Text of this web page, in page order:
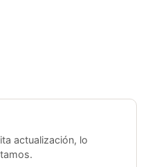
actualización, lo